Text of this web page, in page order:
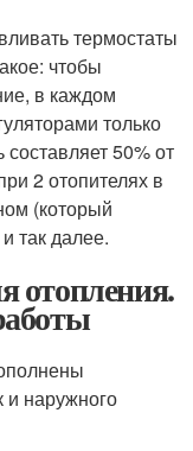
термостаты
чтобы
в каждом
только
50% от
2 отопителях в
(который
так далее.
отопления.
и наружного